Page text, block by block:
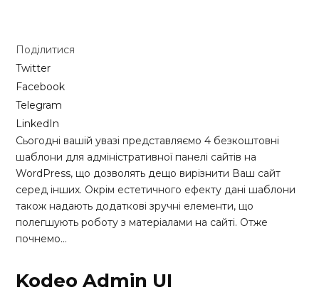
Поділитися
Twitter
Facebook
Telegram
LinkedIn
Сьогодні вашій увазі представляємо 4 безкоштовні
шаблони для адміністративної панелі сайтів на
WordPress, що дозволять дещо вирізнити Ваш сайт
серед інших. Окрім естетичного ефекту дані шаблони
також надають додаткові зручні елементи, що
полегшують роботу з матеріалами на сайті. Отже
почнемо…
Kodeo Admin UI